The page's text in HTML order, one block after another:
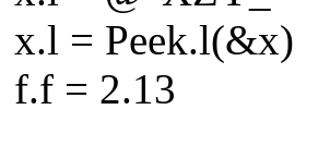
x.l = Peek.l(&x)
f.f = 2.13